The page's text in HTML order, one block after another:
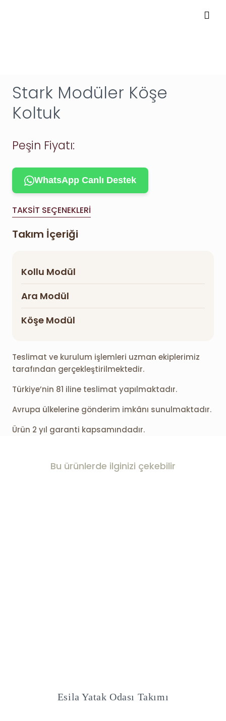
Stark Modüler Köşe
Koltuk
Peşin Fiyatı:
WhatsApp Canlı Destek
TAKSIT SEÇENEKLERI
Takım İçeriği
Kollu Modül
Ara Modül
Köşe Modül
Teslimat ve kurulum işlemleri uzman ekiplerimiz
tarafından gerçekleştirilmektedir.
Türkiye’nin 81 iline teslimat yapılmaktadır.
Avrupa ülkelerine gönderim imkânı sunulmaktadır.
Ürün 2 yıl garanti kapsamındadır.
Bu ürünlerde ilginizi çekebilir
Esila Yatak Odası Takımı